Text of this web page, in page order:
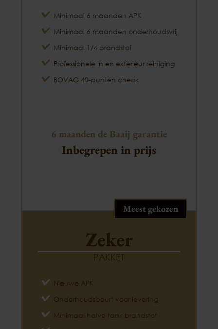
Minimaal 6 maanden APK
Minimaal 6 maanden onderhoudsvrij
Minimaal 1/4 brandstof
Professionele in en exterieur reiniging
BOVAG 40-punten check
6 maanden de Baaij garantie
Inbegrepen in prijs
Meest gekozen
Zeker
PAKKET
Nieuwe APK
Onderhoudsbeurt voor levering
Minimaal halve tank brandstof